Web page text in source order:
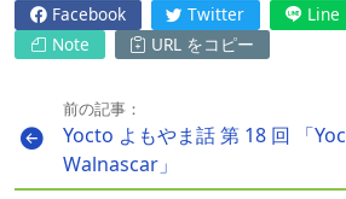
Facebook Twitter Line
Note
URL をコピー
前の記事：
Yocto よもやま話 第 18 回 「
Walnascar」